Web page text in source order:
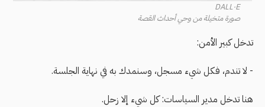
DALL·E
صورة متخيلة من وحي أحداث القصة
تدخل كبير الأمن:
- لا تندم، فكل شيء مسجل، وسنمدك به في نهاية الجلسة.
هنا تدخل مدير السياسات: كل شيء إلا زحل.